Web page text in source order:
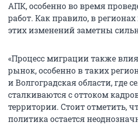
АПК, особенно во время
работ. Как правило, в
этих изменений заметны
«Процесс миграции также
рынок, особенно в таких
и Волгоградская области, где
сталкиваются с оттоком
территории. Стоит отметить,
политика остается